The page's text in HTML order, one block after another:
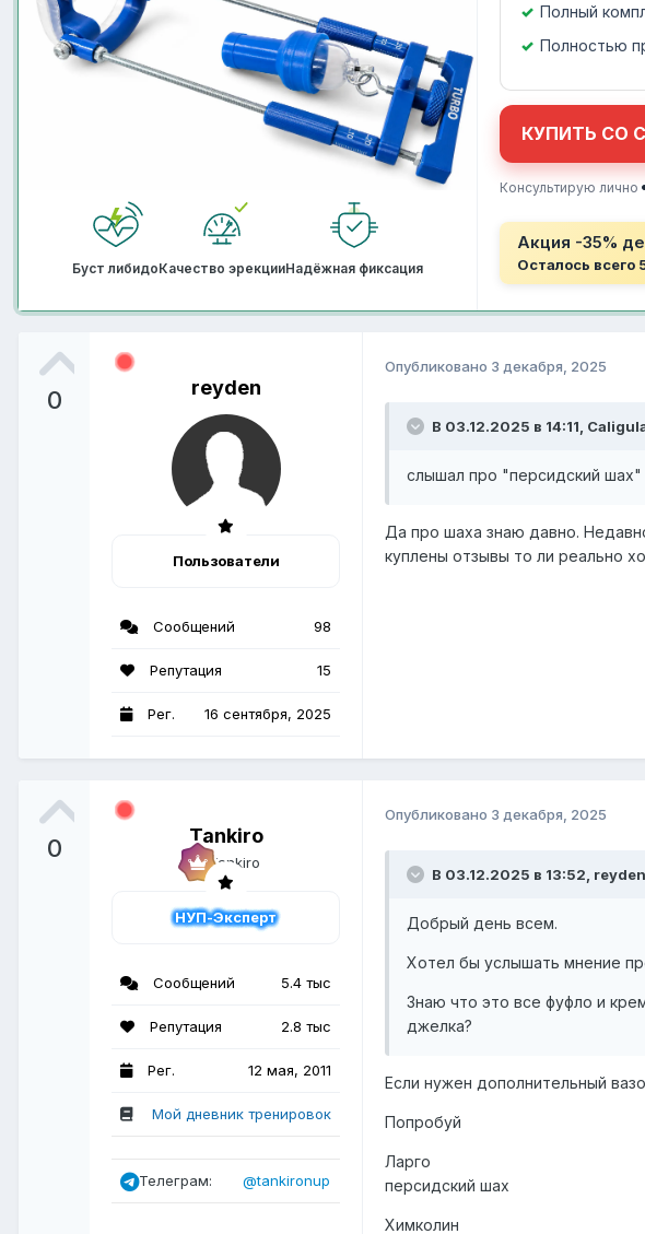
Буст либидоКачество эрекцииНадёжная фиксация
Полный
Полностью
КУПИТЬ СО
Консультирую лично
Акция -35%
Осталось всего
0 reyden
Пользователи
Сообщений 98
Репутация 15
Рег. 16 сентября, 2025
Опубликовано 3 декабря, 2025
В 03.12.2025 в 14:11,
слышал про "персидский
Да про шаха знаю давно.
куплены отзывы то ли реально
0 Tankiro
НУП-Эксперт
Сообщений 5.4 тыс
Репутация 2.8 тыс
Рег. 12 мая, 2011
Мой дневник тренировок
Телеграм: @tankironup
Опубликовано 3 декабря, 2025
В 03.12.2025 в 13:52,
Добрый день всем.
Хотел бы услышать мнение
Знаю что это все фуфло и
джелка?
Если нужен дополнительный
Попробуй
Ларго
персидский шах
Химколин